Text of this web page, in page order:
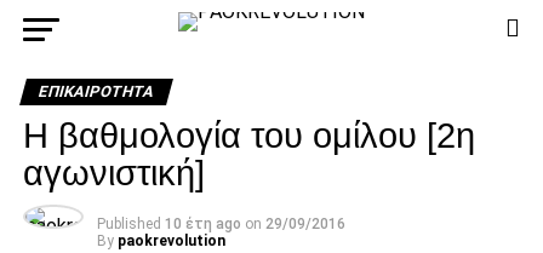
ΕΠΙΚΑΙΡΌΤΗΤΑ
Η βαθμολογία του ομίλου [2η
αγωνιστική]
Published 10 έτη ago on 29/09/2016
By paokrevolution